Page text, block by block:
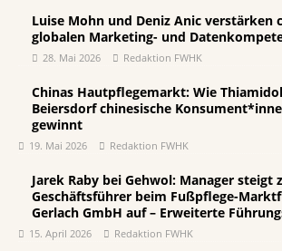
Luise Mohn und Deniz Anic verstärken
globalen Marketing- und
28. Mai 2026 Redaktion FWHK
Chinas Hautpflegemarkt: Wie
Beiersdorf chinesische
gewinnt
19. Mai 2026 Redaktion FWHK
Jarek Raby bei Gehwol: Manager steigt
Geschäftsführer beim Fußpflege-
Gerlach GmbH auf – Erweiterte
15. April 2026 Redaktion FWHK